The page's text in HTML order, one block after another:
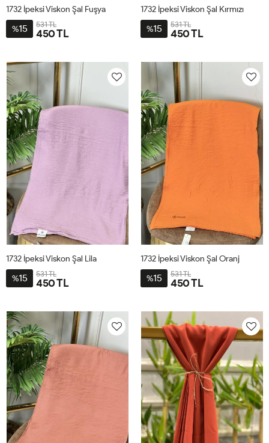
1732 İpeksi Viskon Şal Fuşya
%15 531 TL
450 TL
1732 İpeksi Viskon Şal Kırmızı
%15 531 TL
450 TL
1732 İpeksi Viskon Şal Lila
%15 531 TL
450 TL
1732 İpeksi Viskon Şal Oranj
%15 531 TL
450 TL